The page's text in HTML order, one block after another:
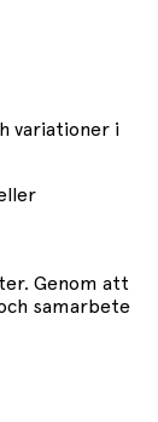
variationer i
Genom att
samarbete